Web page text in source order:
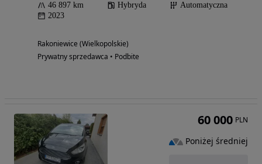
46 897 km Hybryda
Automatyczna
2023
Rakoniewice (Wielkopolskie)
Prywatny sprzedawca • Podbite
60 000 PLN
Poniżej średniej